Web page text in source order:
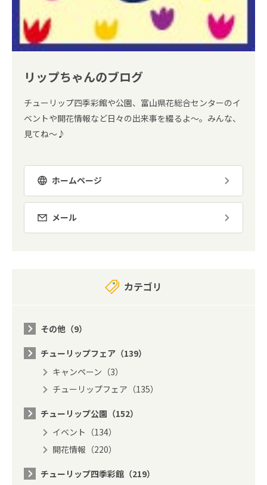
リップちゃんのブログ
チューリップ四季彩館や公園、富山県花総合センターのイ
ベントや開花情報など日々の出来事を綴るよ～。みんな、
見てね～♪
ホームページ
メール
カテゴリ
その他（9）
チューリップフェア（139）
キャンペーン（3）
チューリップフェア（135）
チューリップ公園（152）
イベント（134）
開花情報（220）
チューリップ四季彩館（219）